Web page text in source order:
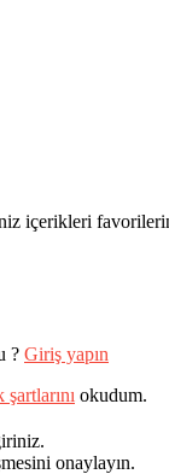
içerikleri
? Giriş yapın
okudum.
onaylayın.